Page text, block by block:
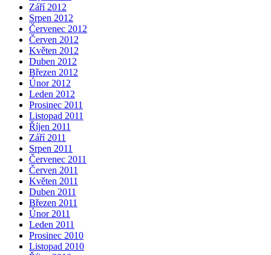
Září 2012
Srpen 2012
Červenec 2012
Červen 2012
Květen 2012
Duben 2012
Březen 2012
Únor 2012
Leden 2012
Prosinec 2011
Listopad 2011
Říjen 2011
Září 2011
Srpen 2011
Červenec 2011
Červen 2011
Květen 2011
Duben 2011
Březen 2011
Únor 2011
Leden 2011
Prosinec 2010
Listopad 2010